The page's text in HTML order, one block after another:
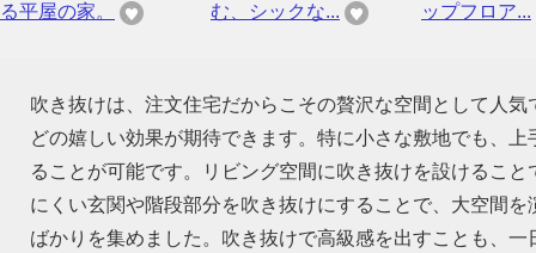
る平屋の家。
む、シックな...
ップフロア...
吹き抜けは、注文住宅だからこその贅沢な空間として人
どの嬉しい効果が期待できます。特に小さな敷地でも、
ることが可能です。リビング空間に吹き抜けを設けるこ
にくい玄関や階段部分を吹き抜けにすることで、大空間
ばかりを集めました。吹き抜けで高級感を出すことも、